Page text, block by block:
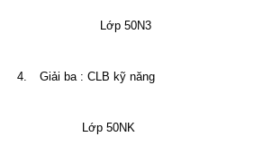
Lớp 50N3
4. Giải ba : CLB kỹ năng
Lớp 50NK